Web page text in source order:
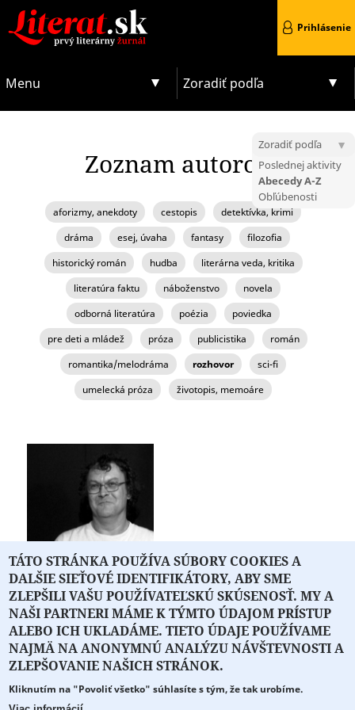
Menu Zoradiť podľa
Prihlásenie
Zoznam autorov
aforizmy, anekdoty cestopis
detektívka, krimi
dráma
esej, úvaha fantasy
filozofia
historický román
hudba
literárna veda, kritika
literatúra faktu
náboženstvo
novela
odborná literatúra
poézia
poviedka
pre deti a mládež
próza publicistika
román
romantika/melodráma
rozhovor
sci-fi
umelecká próza
životopis, memoáre
Zoradiť podľa
Poslednej aktivity
Abecedy A-Z
Obľúbenosti
Martin Mojžiš
O PORTÁLI O DRUŽSTVE SPONZORI KONTAKT
Projekt z verejných fondov podporil
TÁTO STRÁNKA POUŽÍVA SÚBORY COOKIES A
DALŠIE SIEŤOVÉ IDENTIFIKÁTORY, ABY SME
ZLEPŠILI VAŠU POUŽÍVATEĽSKÚ SKÚSENOSŤ. MY A
NAŠI PARTNERI MÁME K TÝMTO ÚDAJOM PRÍSTUP
ALEBO ICH UKLADÁME. TIETO ÚDAJE POUŽÍVAME
NAJMÄ NA ANONYMNÚ ANALÝZU NÁVŠTEVNOSTI A
ZLEPŠOVANIE NAŠICH STRÁNOK.
Kliknutím na "Povoliť všetko" súhlasíte s tým, že tak urobíme.